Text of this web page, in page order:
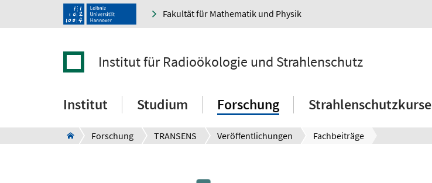
Fakultät für Mathematik und Physik
Institut für Radioökologie und Strahlenschutz
Institut Studium Forschung Strahlenschutzkurse
Forschung TRANSENS Veröffentlichungen Fachbeiträge